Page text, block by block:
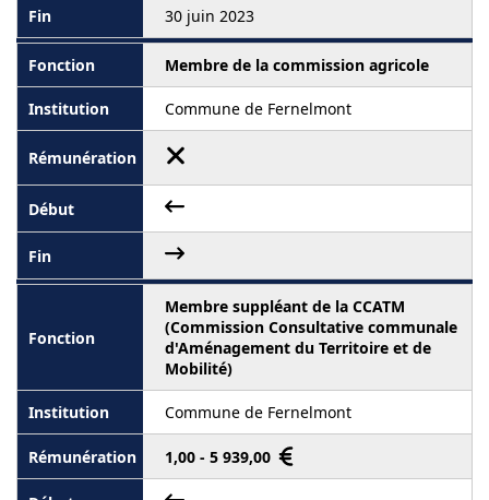
30 juin 2023
Membre de la commission agricole
Commune de Fernelmont
Membre suppléant de la CCATM
(Commission Consultative communale
d'Aménagement du Territoire et de
Mobilité)
Commune de Fernelmont
1,00 - 5 939,00